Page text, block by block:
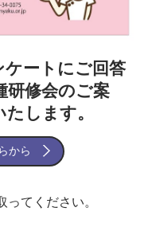
ケートにご回答
研修会のご案
します。
から
ってください。